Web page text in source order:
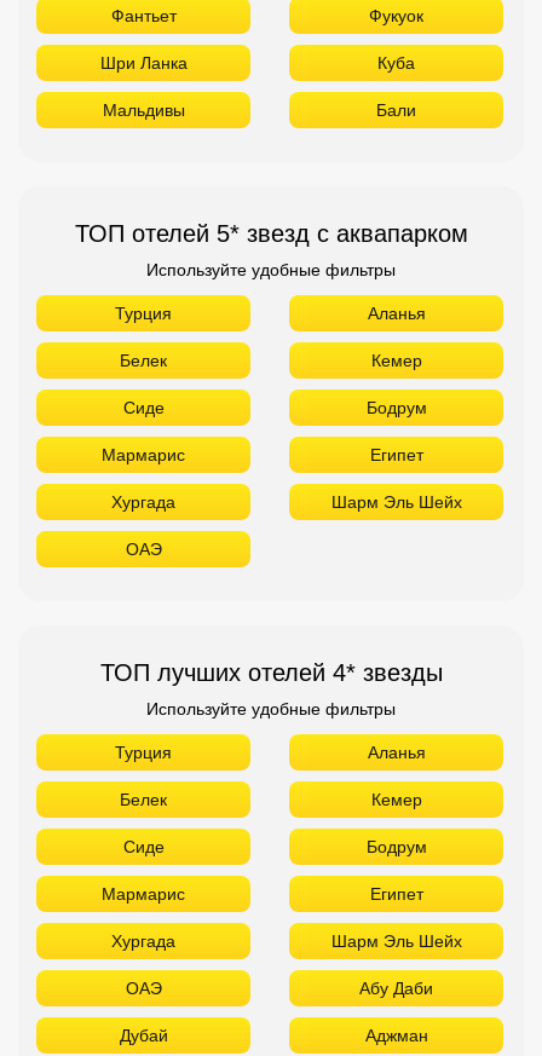
Фантьет Фукуок
Шри Ланка Куба
Мальдивы Бали
ТОП отелей 5* звезд с аквапарком
Используйте удобные фильтры
Турция Аланья
Белек Кемер
Сиде Бодрум
Мармарис Египет
Хургада Шарм Эль Шейх
ОАЭ
ТОП лучших отелей 4* звезды
Используйте удобные фильтры
Турция Аланья
Белек Кемер
Сиде Бодрум
Мармарис Египет
Хургада Шарм Эль Шейх
ОАЭ Абу Даби
Дубай Аджман